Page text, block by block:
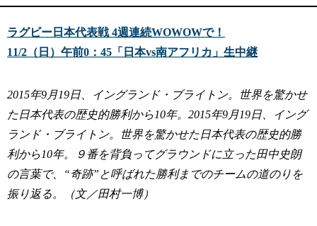
ラグビー日本代表戦 4週連続WOWOWで！
11/2（日）午前0：45「日本vs南アフリカ」生中継
2015年9月19日、イングランド・ブライトン。世界を驚かせ
た日本代表の歴史的勝利から10年。2015年9月19日、イング
ランド・ブライトン。世界を驚かせた日本代表の歴史的勝
利から10年。９番を背負ってグラウンドに立った田中史朗
の言葉で、“奇跡”と呼ばれた勝利までのチームの道のりを
振り返る。（文／田村一博）